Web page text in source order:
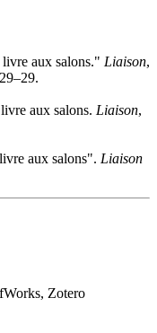
livre aux salons." Liaison,
aux salons. Liaison,
aux salons". Liaison
Zotero